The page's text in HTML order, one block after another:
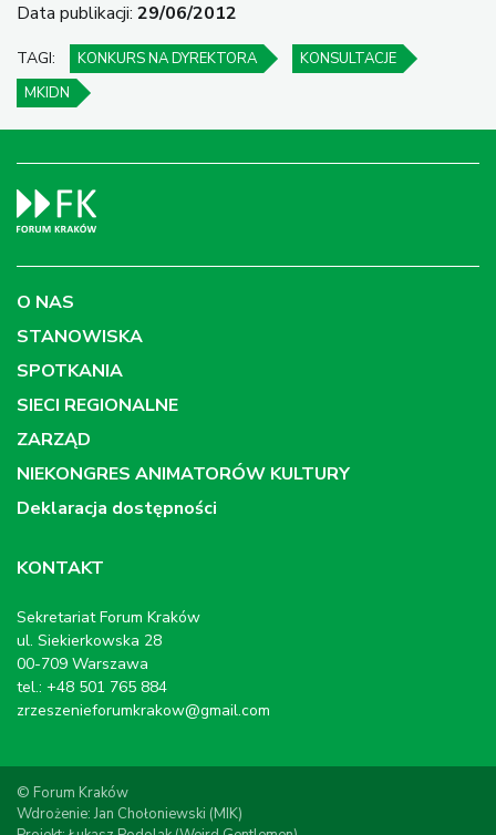
Data publikacji: 29/06/2012
TAGI: KONKURS NA DYREKTORA
KONSULTACJE
MKIDN
O NAS
STANOWISKA
SPOTKANIA
SIECI REGIONALNE
ZARZĄD
NIEKONGRES ANIMATORÓW KULTURY
Deklaracja dostępności
KONTAKT
Sekretariat Forum Kraków
ul. Siekierkowska 28
00-709 Warszawa
tel.: +48 501 765 884
zrzeszenieforumkrakow@gmail.com
© Forum Kraków
Wdrożenie: Jan Chołoniewski (MIK)